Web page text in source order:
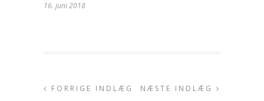
16. juni 2018
FORRIGE INDLÆG NÆSTE INDLÆG